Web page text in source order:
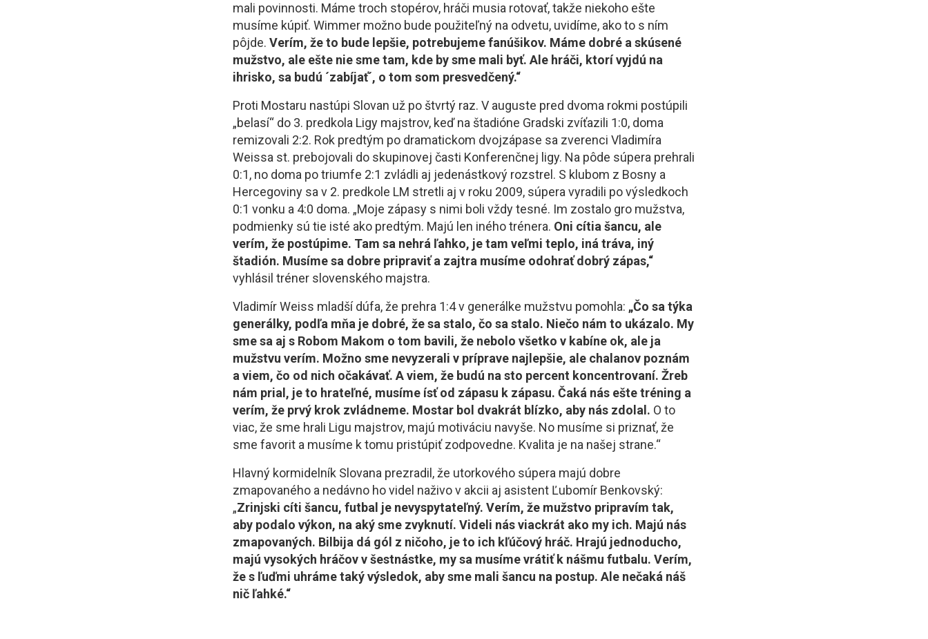
mali povinnosti. Máme troch stopérov, hráči musia rotovať, takže niekoho ešte
musíme kúpiť. Wimmer možno bude použiteľný na odvetu, uvidíme, ako to s ním
pôjde. Verím, že to bude lepšie, potrebujeme fanúšikov. Máme dobré a skúsené
mužstvo, ale ešte nie sme tam, kde by sme mali byť. Ale hráči, ktorí vyjdú na
ihrisko, sa budú ´zabíjať´, o tom som presvedčený.“
Proti Mostaru nastúpi Slovan už po štvrtý raz. V auguste pred dvoma rokmi postúpili
„belasí“ do 3. predkola Ligy majstrov, keď na štadióne Gradski zvíťazili 1:0, doma
remizovali 2:2. Rok predtým po dramatickom dvojzápase sa zverenci Vladimíra
Weissa st. prebojovali do skupinovej časti Konferenčnej ligy. Na pôde súpera prehrali
0:1, no doma po triumfe 2:1 zvládli aj jedenástkový rozstrel. S klubom z Bosny a
Hercegoviny sa v 2. predkole LM stretli aj v roku 2009, súpera vyradili po výsledkoch
0:1 vonku a 4:0 doma. „Moje zápasy s nimi boli vždy tesné. Im zostalo gro mužstva,
podmienky sú tie isté ako predtým. Majú len iného trénera. Oni cítia šancu, ale
verím, že postúpime. Tam sa nehrá ľahko, je tam veľmi teplo, iná tráva, iný
štadión. Musíme sa dobre pripraviť a zajtra musíme odohrať dobrý zápas,“
vyhlásil tréner slovenského majstra.
Vladimír Weiss mladší dúfa, že prehra 1:4 v generálke mužstvu pomohla: „Čo sa týka
generálky, podľa mňa je dobré, že sa stalo, čo sa stalo. Niečo nám to ukázalo. My
sme sa aj s Robom Makom o tom bavili, že nebolo všetko v kabíne ok, ale ja
mužstvu verím. Možno sme nevyzerali v príprave najlepšie, ale chalanov poznám
a viem, čo od nich očakávať. A viem, že budú na sto percent koncentrovaní. Žreb
nám prial, je to hrateľné, musíme ísť od zápasu k zápasu. Čaká nás ešte tréning a
verím, že prvý krok zvládneme. Mostar bol dvakrát blízko, aby nás zdolal. O to
viac, že sme hrali Ligu majstrov, majú motiváciu navyše. No musíme si priznať, že
sme favorit a musíme k tomu pristúpiť zodpovedne. Kvalita je na našej strane.“
Hlavný kormidelník Slovana prezradil, že utorkového súpera majú dobre
zmapovaného a nedávno ho videl naživo v akcii aj asistent Ľubomír Benkovský:
„Zrinjski cíti šancu, futbal je nevyspytateľný. Verím, že mužstvo pripravím tak,
aby podalo výkon, na aký sme zvyknutí. Videli nás viackrát ako my ich. Majú nás
zmapovaných. Bilbija dá gól z ničoho, je to ich kľúčový hráč. Hrajú jednoducho,
majú vysokých hráčov v šestnástke, my sa musíme vrátiť k nášmu futbalu. Verím,
že s ľuďmi uhráme taký výsledok, aby sme mali šancu na postup. Ale nečaká náš
nič ľahké.“